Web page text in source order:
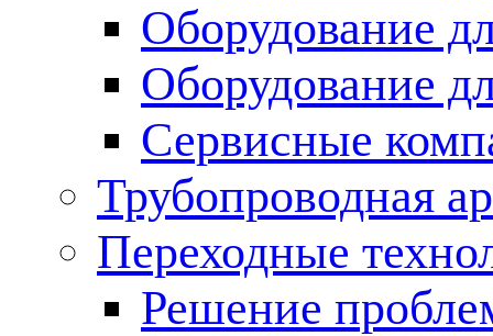
Оборудование
Оборудование
Сервисные
Трубопроводная
Переходные
Решение